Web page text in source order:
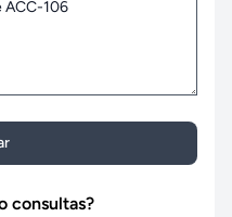
consultas?